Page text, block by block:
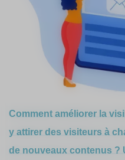
Comment améliorer la
y attirer des visiteurs à
de nouveaux contenus ?